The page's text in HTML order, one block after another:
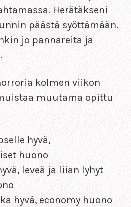
Herätäkseni
päästä syöttämään.
jo pannareita ja
kolmen viikon
muutama opittu
hyvä,
huono
leveä ja liian lyhyt
hyvä, economy huono